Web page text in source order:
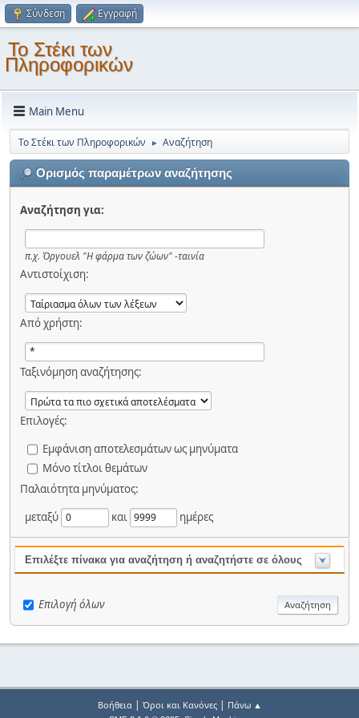
Σύνδεση Εγγραφή
Το Στέκι των
Πληροφορικών
Main Menu
Το Στέκι των Πληροφορικών ► Αναζήτηση
Ορισμός παραμέτρων αναζήτησης
Αναζήτηση για:
π.χ. Όργουελ "Η φάρμα των ζώων" -ταινία
Αντιστοίχιση:
Από χρήστη:
Ταξινόμηση αναζήτησης:
Επιλογές:
Εμφάνιση αποτελεσμάτων ως μηνύματα
Μόνο τίτλοι θεμάτων
Παλαιότητα μηνύματος:
μεταξύ
και ημέρες
Επιλέξτε πίνακα για αναζήτηση ή αναζητήστε σε όλους
Επιλογή όλων
Βοήθεια| Όροι και Κανόνες| Πάνω ▲